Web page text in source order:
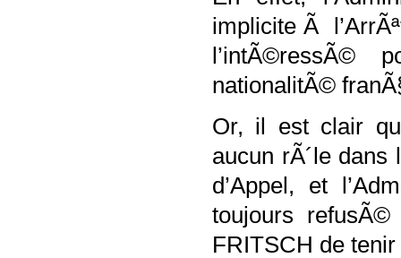
implicite Ã
l’intÃ©ressÃ©
nationalitÃ©
Or, il est clair
aucun rÃ´le dans
d’Appel, et
toujours
FRITSCH de